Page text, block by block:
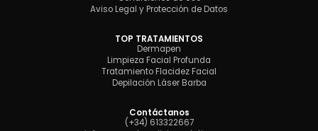
Aviso Legal y Protección de Datos
TOP TRATAMIENTOS
Dermapen
Limpieza Facial Profunda
Tratamiento Flacidez Facial
Depilación Láser Barba
Contáctanos
(+34) 613322667